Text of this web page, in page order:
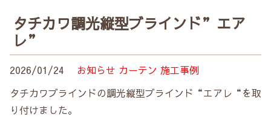
タチカワ調光縦型ブラインド”エア
レ”
2026/01/24 お知らせ カーテン 施工事例
タチカワブラインドの調光縦型ブラインド“エアレ“を取
り付けました。